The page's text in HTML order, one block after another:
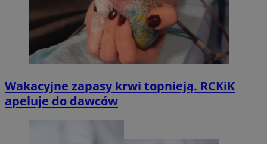
Wakacyjne zapasy krwi topnieją. RCKiK
apeluje do dawców